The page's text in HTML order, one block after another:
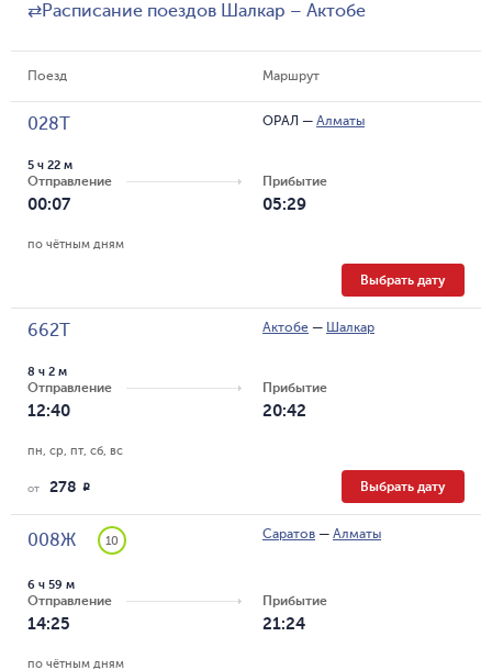
⇄Расписание поездов Шалкар – Актобе
Поезд Маршрут
028Т ОРАЛ — Алматы
Отправление
00:07
5 ч 22 м
Прибытие
05:29
по чётным дням
Выбрать дату
662Т Актобе — Шалкар
Отправление
12:40
8 ч 2 м
Прибытие
20:42
пн, ср, пт, сб, вс
от 278 R Выбрать дату
008Ж 10 Саратов — Алматы
Отправление
14:25
6 ч 59 м
Прибытие
21:24
по чётным дням